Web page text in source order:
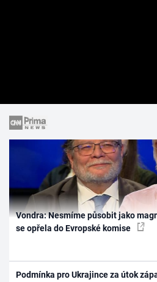
Vondra: Nesmíme působit jako
se opřela do Evropské komise
Podmínka pro Ukrajince za útok